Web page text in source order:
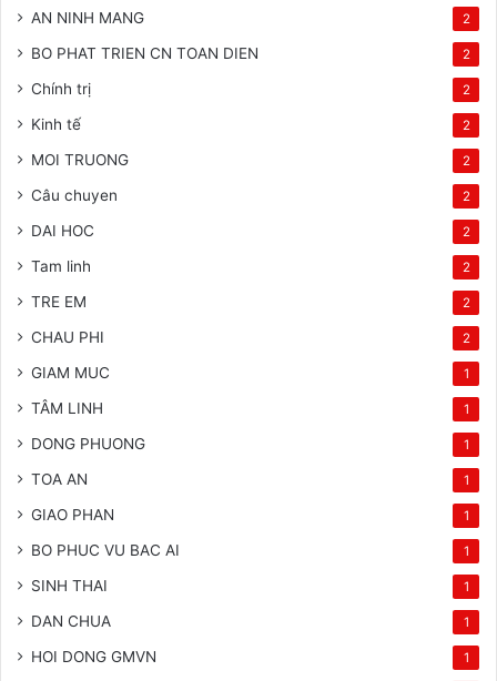
AN NINH MANG 2
BO PHAT TRIEN CN TOAN DIEN 2
Chính trị 2
Kinh tế 2
MOI TRUONG 2
Câu chuyen 2
DAI HOC 2
Tam linh 2
TRE EM 2
CHAU PHI 2
GIAM MUC 1
TÂM LINH 1
DONG PHUONG 1
TOA AN 1
GIAO PHAN 1
BO PHUC VU BAC AI 1
SINH THAI 1
DAN CHUA 1
HOI DONG GMVN 1